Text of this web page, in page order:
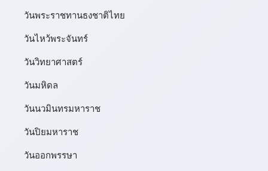
วันพระราชทานธงชาติไทย
วันไหว้พระจันทร์​
วันวิทยาศาสตร์
วันมหิดล
วันนวมินทรมหาราช
วันปิยมหาราช
วันออกพรรษา